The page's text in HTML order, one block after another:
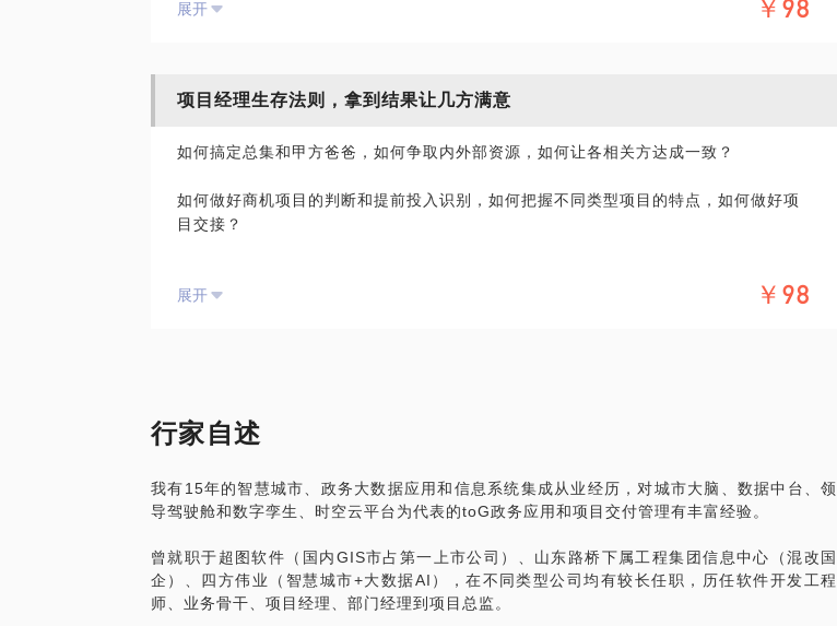
系统学习过职业生涯规划和《劳动合同法》知识以及多维度了解企业信用，帮你求职路
成功概率，助你早日拿到满意Offer，入职理想公司！
展开 ￥98
项目经理生存法则，拿到结果让几方满意
如何搞定总集和甲方爸爸，如何争取内外部资源，如何让各相关方达成一致？
如何做好商机项目的判断和提前投入识别，如何把握不同类型项目的特点，如何做好项
目交接？
10+年toG/B软件项目交付与管理经验，7+年10余人研发+交付团队管理经验，我可以帮
2.做项目3年的熟手，在项目管理中遇到的诸多困惑，缺乏专业影响力，带不动团队，经
一起聊聊，助你职业之路越走越顺，越走越宽！
展开 ￥98
行家自述
我有15年的智慧城市、政务大数据应用和信息系统集成从业经历，对城市大脑、数据中台、领
导驾驶舱和数字孪生、时空云平台为代表的toG政务应用和项目交付管理有丰富经验。
曾就职于超图软件（国内GIS市占第一上市公司）、山东路桥下属工程集团信息中心（混改国
企）、四方伟业（智慧城市+大数据AI），在不同类型公司均有较长任职，历任软件开发工程
师、业务骨干、项目经理、部门经理到项目总监。